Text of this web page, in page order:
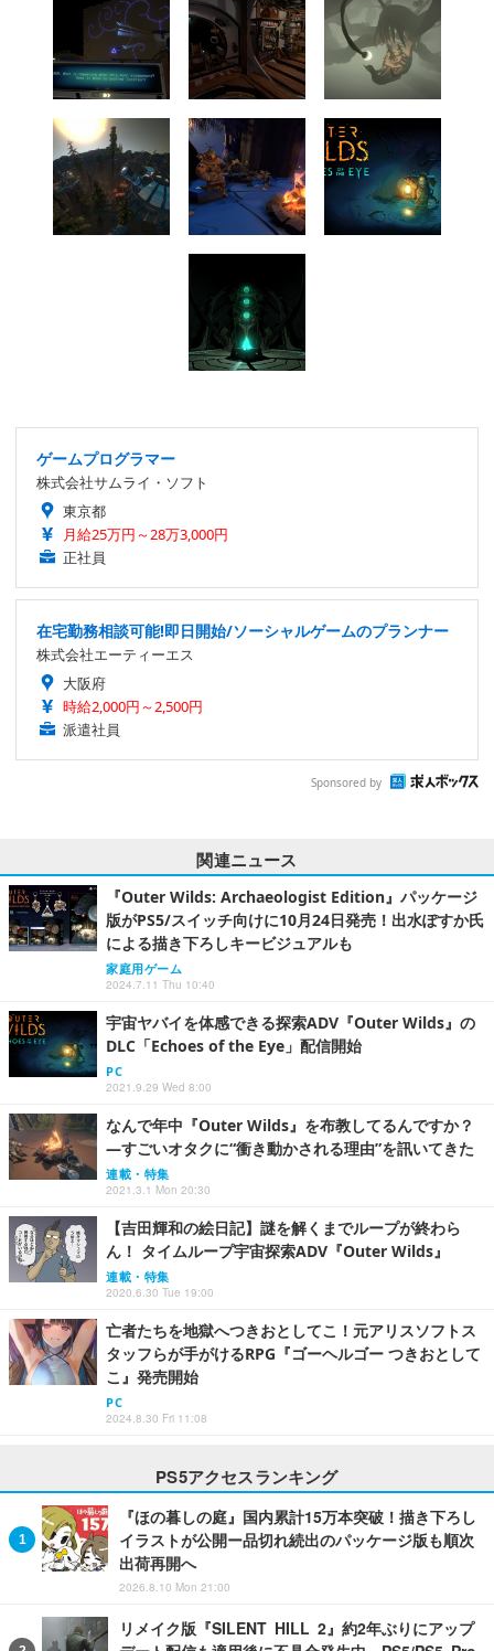
ゲームプログラマー
株式会社サムライ・ソフト
東京都
月給25万円～28万3,000円
正社員
在宅勤務相談可能!即日開始/ソーシャルゲームのプランナー
株式会社エーティーエス
大阪府
時給2,000円～2,500円
派遣社員
Sponsored by
関連ニュース
『Outer Wilds: Archaeologist Edition』パッケージ
版がPS5/スイッチ向けに10月24日発売！出水ぽすか氏
による描き下ろしキービジュアルも
家庭用ゲーム
2024.7.11 Thu 10:40
宇宙ヤバイを体感できる探索ADV『Outer Wilds』の
DLC「Echoes of the Eye」配信開始
PC
2021.9.29 Wed 8:00
なんで年中『Outer Wilds』を布教してるんですか？
―すごいオタクに“衝き動かされる理由”を訊いてきた
連載・特集
2021.3.1 Mon 20:30
【吉田輝和の絵日記】謎を解くまでループが終わら
ん！ タイムループ宇宙探索ADV『Outer Wilds』
連載・特集
2020.6.30 Tue 19:00
亡者たちを地獄へつきおとしてこ！元アリスソフトス
タッフらが手がけるRPG『ゴーヘルゴー つきおとして
こ』発売開始
PC
2024.8.30 Fri 11:08
PS5アクセスランキング
『ほの暮しの庭』国内累計15万本突破！描き下ろし
イラストが公開ー品切れ続出のパッケージ版も順次
出荷再開へ
2026.8.10 Mon 21:00
リメイク版『SILENT HILL 2』約2年ぶりにアップ